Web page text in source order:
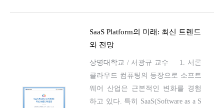
SaaS Platform의 미래: 최신 트렌드
와 전망
상명대학교 / 서광규 교수 1. 서론
클라우드 컴퓨팅의 등장으로 소프트
웨어 산업은 근본적인 변화를 경험
하고 있다. 특히 SaaS(Software as a S